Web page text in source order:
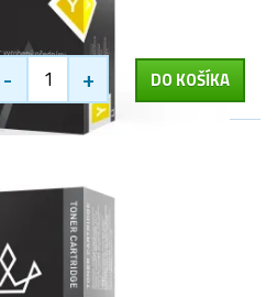
- + DO KOŠÍKA